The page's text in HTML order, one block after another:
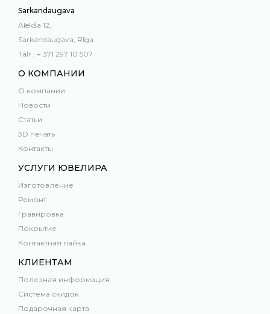
Sarkandaugava
Alekša 12,
Sarkandaugava, Rīga
Tālr.: + 371 297 10 507
О КОМПАНИИ
О компании
Новости
Статьи
3D печать
Контакты
УСЛУГИ ЮВЕЛИРА
Изготовление
Ремонт
Гравировка
Покрытие
Контактная пайка
КЛИЕНТАМ
Полезная информация
Система скидок
Подарочная карта